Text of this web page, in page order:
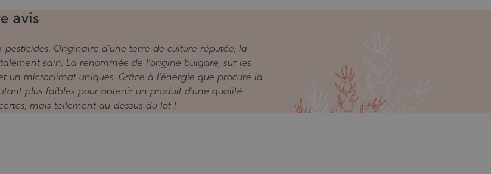
avis
Originaire d'une terre de culture réputée, la
sain. La renommée de l'origine bulgare, sur les
un microclimat uniques. Grâce à l'énergie que procure la
plus faibles pour obtenir un produit d'une qualité
mais tellement au-dessus du lot !